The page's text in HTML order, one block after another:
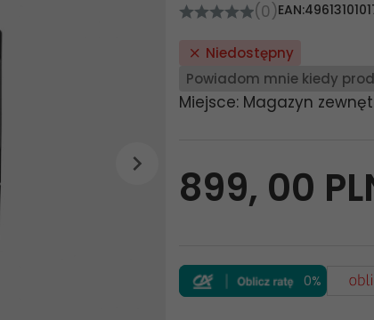
(0)EAN:
Niedostępny
Powiadom mnie kiedy
Miejsce: Magazyn
899, 00
0%